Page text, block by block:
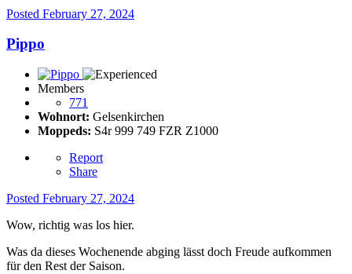
Posted February 27, 2024
Pippo
Members
771
Wohnort: Gelsenkirchen
Moppeds: S4r 999 749 FZR Z1000
Report
Share
Posted February 27, 2024
Wow, richtig was los hier.
Was da dieses Wochenende abging lässt doch Freude aufkommen
für den Rest der Saison.